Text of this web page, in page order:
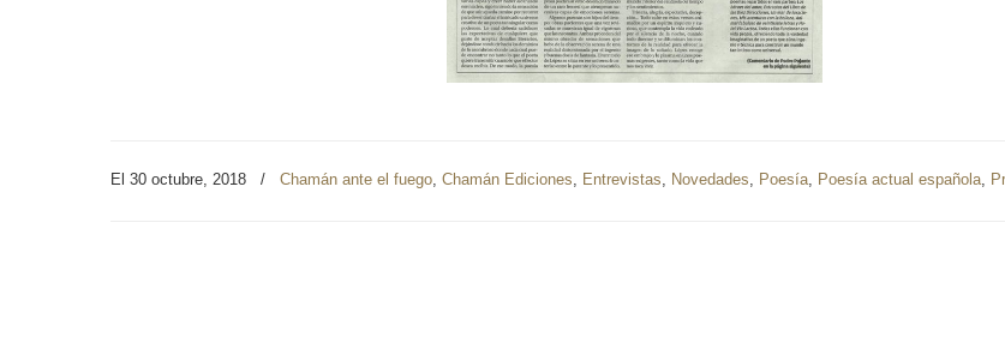
El 30 octubre, 2018 / Chamán ante el fuego, Chamán Ediciones, Entrevistas, Novedades, Poesía, Poesía actual española,